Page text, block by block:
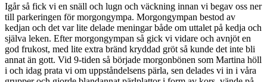
Igår så fick vi en snäll och lugn och väckning innan vi begav oss ner
till parkeringen för morgongympa. Morgongympan bestod av
kedjan och det var lite delade meningar både om uttalet på kedja och
själva leken. Efter morgongympan så gick vi vidare och avnjöt en
god frukost, med lite extra bränd kryddad gröt så kunde det inte bli
annat än gott. Vid 9-tiden så började morgonbönen som Martina höll
i och idag prata vi om uppståndelsens pärla, sen delades vi in i våra